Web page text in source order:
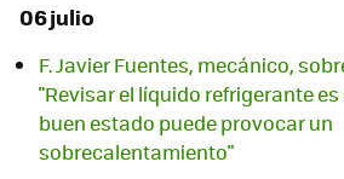
06 julio
F. Javier Fuentes, mecánico,
"Revisar el líquido refrigerante es
buen estado puede provocar un
sobrecalentamiento"